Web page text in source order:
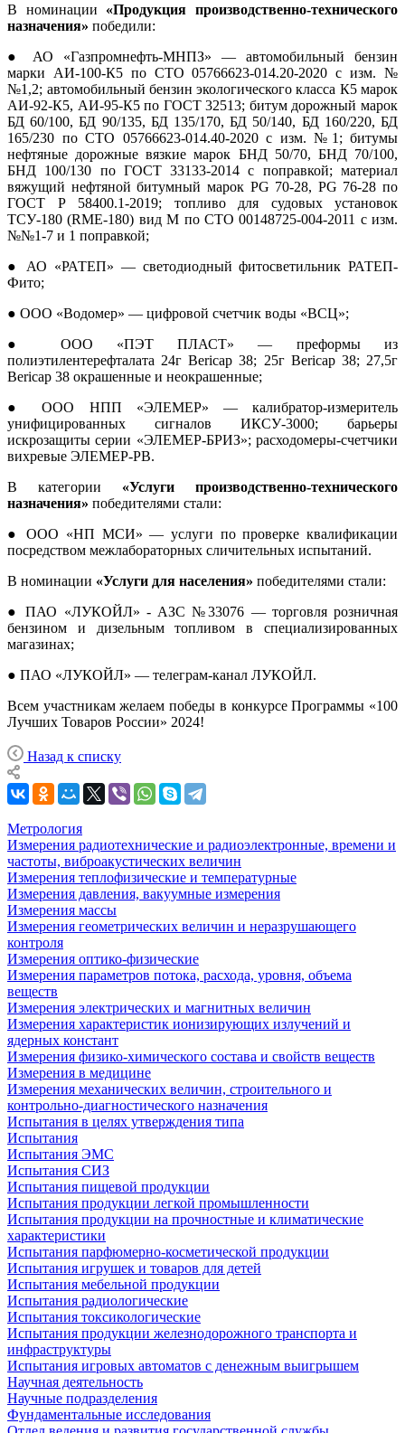
В номинации «Продукция производственно-технического
назначения» победили:
● АО «Газпромнефть-МНПЗ» — автомобильный бензин
марки АИ-100-К5 по СТО 05766623-014.20-2020 с изм. №
№1,2; автомобильный бензин экологического класса К5 марок
АИ-92-К5, АИ-95-К5 по ГОСТ 32513; битум дорожный марок
БД 60/100, БД 90/135, БД 135/170, БД 50/140, БД 160/220, БД
165/230 по СТО 05766623-014.40-2020 с изм. №1; битумы
нефтяные дорожные вязкие марок БНД 50/70, БНД 70/100,
БНД 100/130 по ГОСТ 33133-2014 с поправкой; материал
вяжущий нефтяной битумный марок PG 70-28, PG 76-28 по
ГОСТ Р 58400.1-2019; топливо для судовых установок
ТСУ-180 (RME-180) вид М по СТО 00148725-004-2011 с изм.
№№1-7 и 1 поправкой;
● АО «РАТЕП» — светодиодный фитосветильник РАТЕП-
Фито;
● ООО «Водомер» — цифровой счетчик воды «ВСЦ»;
● ООО «ПЭТ ПЛАСТ» — преформы из
полиэтилентерефталата 24г Bericap 38; 25г Bericap 38; 27,5г
Bericap 38 окрашенные и неокрашенные;
● ООО НПП «ЭЛЕМЕР» — калибратор-измеритель
унифицированных сигналов ИКСУ-3000; барьеры
искрозащиты серии «ЭЛЕМЕР-БРИЗ»; расходомеры-счетчики
вихревые ЭЛЕМЕР-РВ.
В категории «Услуги производственно-технического
назначения» победителями стали:
● ООО «НП МСИ» — услуги по проверке квалификации
посредством межлабораторных сличительных испытаний.
В номинации «Услуги для населения» победителями стали:
● ПАО «ЛУКОЙЛ» - АЗС №33076 — торговля розничная
бензином и дизельным топливом в специализированных
магазинах;
● ПАО «ЛУКОЙЛ» — телеграм-канал ЛУКОЙЛ.
Всем участникам желаем победы в конкурсе Программы «100
Лучших Товаров России» 2024!
Назад к списку
Метрология
Измерения радиотехнические и радиоэлектронные, времени и
частоты, виброакустических величин
Измерения теплофизические и температурные
Измерения давления, вакуумные измерения
Измерения массы
Измерения геометрических величин и неразрушающего
контроля
Измерения оптико-физические
Измерения параметров потока, расхода, уровня, объема
веществ
Измерения электрических и магнитных величин
Измерения характеристик ионизирующих излучений и
ядерных констант
Измерения физико-химического состава и свойств веществ
Измерения в медицине
Измерения механических величин, строительного и
контрольно-диагностического назначения
Испытания в целях утверждения типа
Испытания
Испытания ЭМС
Испытания СИЗ
Испытания пищевой продукции
Испытания продукции легкой промышленности
Испытания продукции на прочностные и климатические
характеристики
Испытания парфюмерно-косметической продукции
Испытания игрушек и товаров для детей
Испытания мебельной продукции
Испытания радиологические
Испытания токсикологические
Испытания продукции железнодорожного транспорта и
инфраструктуры
Испытания игровых автоматов с денежным выигрышем
Научная деятельность
Научные подразделения
Фундаментальные исследования